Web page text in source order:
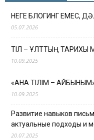
НЕГЕ БЛОГИНГ ЕМЕС,
05.07.2026
ТІЛ – ҰЛТТЫҢ ТАРИХЫ
10.09.2025
«АНА ТІЛІМ – АЙБЫНЫМ»
10.09.2025
Развитие навыков
актуальные подходы и
20.07.2025